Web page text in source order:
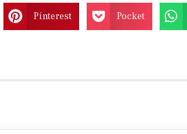
Pinterest Pocket